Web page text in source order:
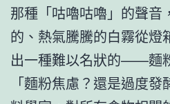
那種「咕嚕咕嚕」的聲音
的、熱氣騰騰的白霧從燈
出一種難以名狀的——麵
「麵粉焦慮？還是過度